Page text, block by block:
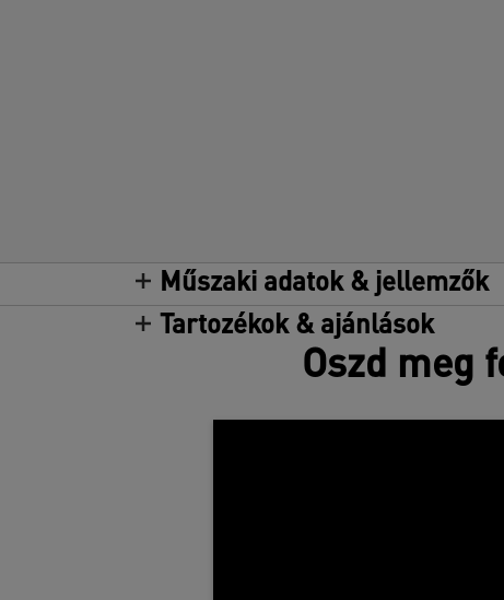
Műszaki adatok & jellemzők
Tartozékok & ajánlások
Oszd meg